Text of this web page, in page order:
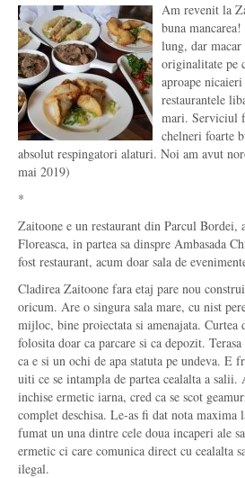
Am revenit la
buna
lung, dar macar
originalitate pe
aproape
restaurantele
mari. Serviciul
chelneri foarte
absolut respingatori alaturi. Noi am avut
mai 2019)
*
Zaitoone e un restaurant din Parcul Bordei,
Floreasca, in partea sa dinspre Ambasada
fost restaurant, acum doar sala de
Cladirea Zaitoone fara etaj pare nou
oricum. Are o singura sala mare, cu nist
mijloc, bine proiectata si amenajata. Curtea
folosita doar ca parcare si ca depozit.
ca e si un ochi de apa statuta pe undeva. E
uiti ce se intampla de partea cealalta a salii.
inchise ermetic iarna, cred ca se scot
complet deschisa. Le-as fi dat nota maxima
fumat un una dintre cele doua incaperi ale
ermetic ci care comunica direct cu cealalta
ilegal.